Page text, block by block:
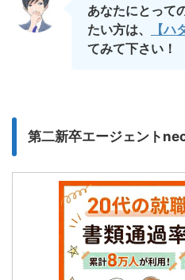
あなたにとって
たい方は、 【ハ
てみて下さい！
第二新卒エージェント